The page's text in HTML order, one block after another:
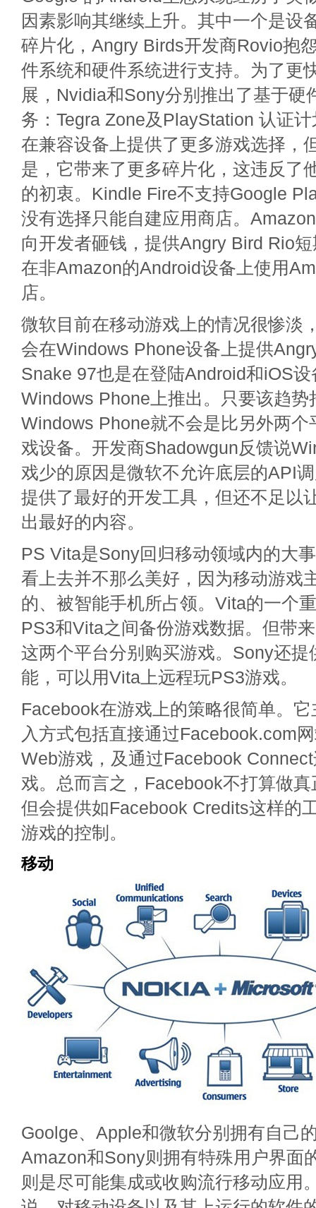
因素影响其继续上升。其中一个是设
碎片化，Angry Birds开发商Rovio抱
件系统和硬件系统进行支持。为了更
展，Nvidia和Sony分别推出了基于硬
务：Tegra Zone及PlayStation 认证
在兼容设备上提供了更多游戏选择，
是，它带来了更多碎片化，这违反了
的初衷。Kindle Fire不支持Google
没有选择只能自建应用商店。
向开发者砸钱，提供Angry Bird Rio
在非Amazon的Android设备上使用
店。
微软目前在移动游戏上的情况很惨淡
会在Windows Phone设备上提供
Snake 97也是在登陆Android和iOS
Windows Phone上推出。只要该趋势
Windows Phone就不会是比另外两个
戏设备。开发商Shadowgun反馈说
戏少的原因是微软不允许底层的API
提供了最好的开发工具，但还不足以
出最好的内容。
PS Vita是Sony回归移动领域内的大
看上去并不那么美好，因为移动游戏
的、被智能手机所占领。Vita的一个
PS3和Vita之间备份游戏数据。但带
这两个平台分别购买游戏。Sony还提
能，可以用Vita上远程玩PS3游戏。
Facebook在游戏上的策略很简单。
入方式包括直接通过Facebook.com
Web游戏，及通过Facebook
戏。总而言之，Facebook不打算做
但会提供如Facebook Credits这样的
游戏的控制。
移动
Goolge、Apple和微软分别拥有自己
Amazon和Sony则拥有特殊用户界面
则是尽可能集成或收购流行移动应用